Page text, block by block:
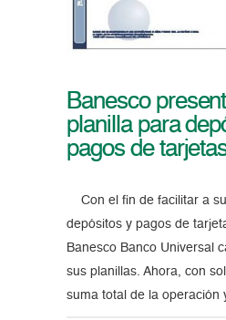
Banesco
planilla para
pagos de
Con el fin de facilitar a
depósitos y pagos de
Banesco Banco Universal
sus planillas. Ahora, con
suma total de la operación